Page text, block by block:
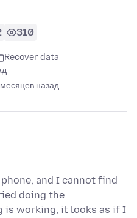
310
Recover data
назад
and I cannot find
doing the
is working, it looks as if I